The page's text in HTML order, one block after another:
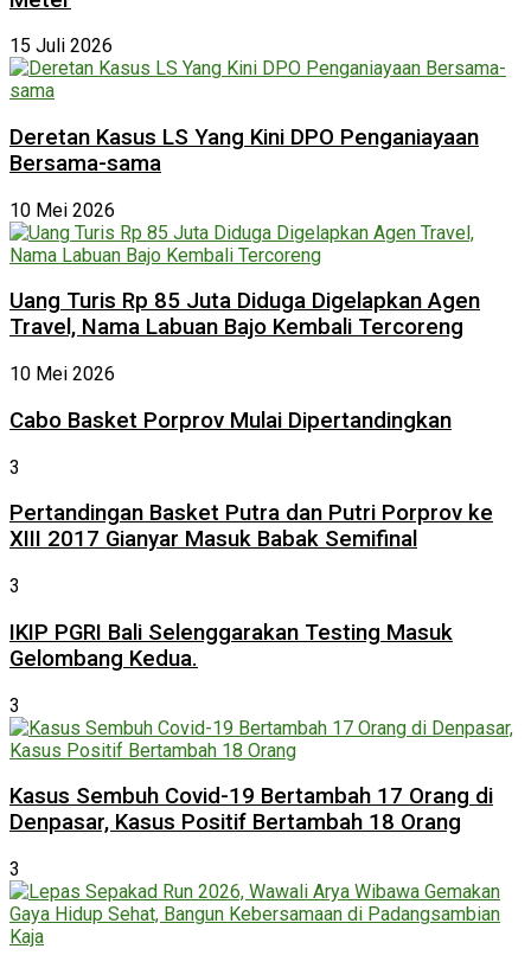
15 Juli 2026
Deretan Kasus LS Yang Kini DPO Penganiayaan
Bersama-sama
10 Mei 2026
Uang Turis Rp 85 Juta Diduga Digelapkan Agen
Travel, Nama Labuan Bajo Kembali Tercoreng
10 Mei 2026
Cabo Basket Porprov Mulai Dipertandingkan
3
Pertandingan Basket Putra dan Putri Porprov ke
XIII 2017 Gianyar Masuk Babak Semifinal
3
IKIP PGRI Bali Selenggarakan Testing Masuk
Gelombang Kedua.
3
Kasus Sembuh Covid-19 Bertambah 17 Orang di
Denpasar, Kasus Positif Bertambah 18 Orang
3